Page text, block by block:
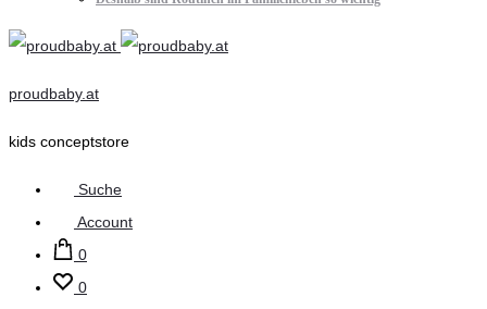
proudbaby.at
kids conceptstore
Suche
Account
0
0